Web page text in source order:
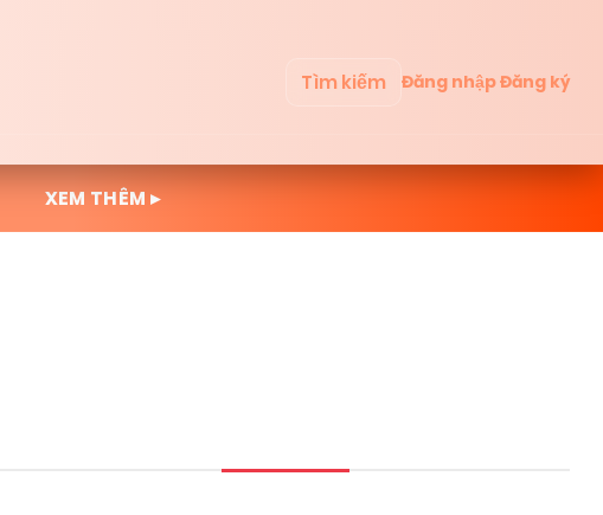
Tìm kiếm Đăng nhậpĐăng ký
XEM THÊM ▸